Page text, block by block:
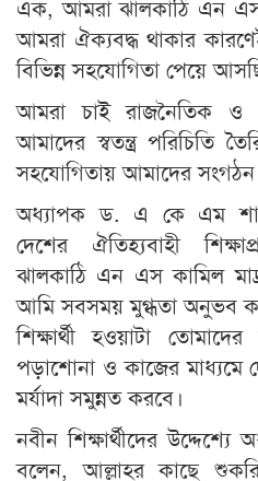
এক, আমরা ঝালকাঠি এন এস
আমরা ঐক্যবদ্ধ থাকার
বিভিন্ন সহযোগিতা পেয়ে
আমরা চাই রাজনৈতিক ও
আমাদের স্বতন্ত্র পরিচিতি
সহযোগিতায় আমাদের সংগঠন
অধ্যাপক ড. এ কে এম
দেশের ঐতিহ্যবাহী
ঝালকাঠি এন এস কামিল
আমি সবসময় মুগ্ধতা অনুভব
শিক্ষার্থী হওয়াটা
পড়াশোনা ও কাজের মাধ্যমে
মর্যাদা সমুন্নত করবে।
নবীন শিক্ষার্থীদের
বলেন, আল্লাহর কাছে